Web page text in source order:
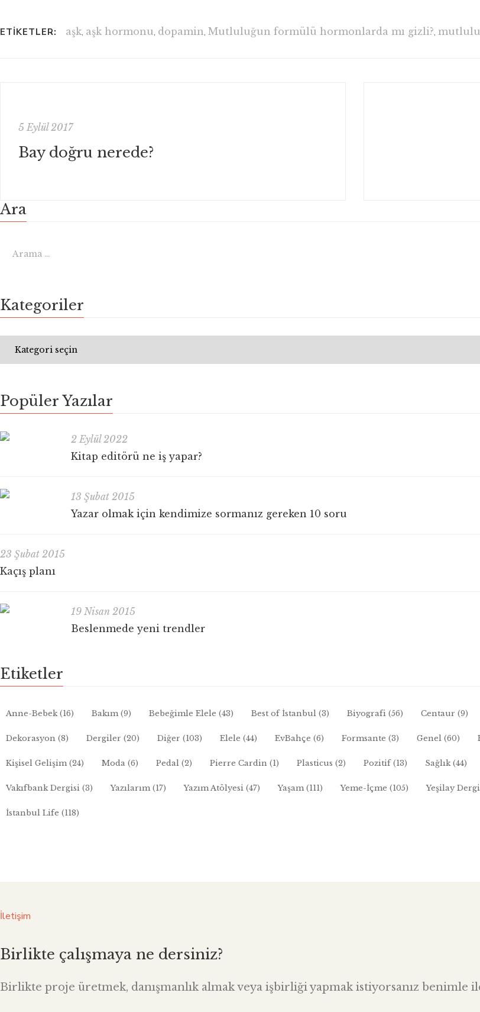
ETIKETLER: aşk, aşk hormonu, dopamin, Mutluluğun formülü hormonlarda mı gizli?,
5 Eylül 2017
Bay doğru nerede?
Ara
Kategoriler
Popüler Yazılar
2 Eylül 2022
Kitap editörü ne iş yapar?
13 Şubat 2015
Yazar olmak için kendimize sormanız gereken 10 soru
23 Şubat 2015
Kaçış planı
19 Nisan 2015
Beslenmede yeni trendler
Etiketler
Anne-Bebek(16) Bakım(9) Bebeğimle Elele (43) Best of İstanbul (3) Biyografi (56) Centaur (9)
Dekorasyon (8) Dergiler (20) Diğer (103) Elele (44) EvBahçe (6) Formsante (3) Genel (60)
Kişisel Gelişim(24) Moda (6) Pedal (2) Pierre Cardin (1) Plasticus (2) Pozitif(13) Sağlık(44)
Vakıfbank Dergisi (3) Yazılarım(17) Yazım Atölyesi (47) Yaşam(111) Yeme-İçme (105) Yeşilay
İstanbul Life (118)
İletişim
Birlikte çalışmaya ne dersiniz?
Birlikte proje üretmek, danışmanlık almak veya işbirliği yapmak istiyorsanız benimle